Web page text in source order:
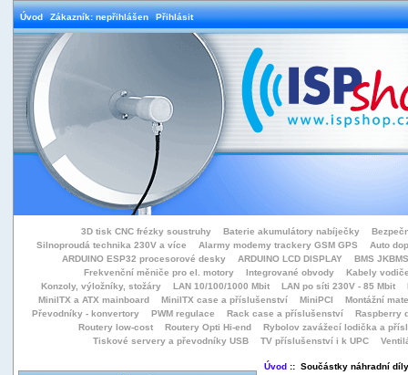
Úvod Zákazník: nepřihlášen Přihlásit
3D tisk CNC frézky soustruhy Baterie akumulátory nabíječky
Silnoproudá technika 230V a více
Alarmy modemy trackery GSM GPS
Auto
ARDUINO ESP32 procesorové desky
ARDUINO LCD DISPLAY
BMS
Frekvenční měniče pro el. motory
Integrované obvody
Kabely
Konzoly, výložníky, stožáry
LAN 10/100/1000 Mbit LAN po síti 230V - 85 Mbit
MiniITX a ATX mainboard
MiniITX case a příslušenství MiniPCI
Montážní
Převodníky - konvertory
PWM regulace Rack case a příslušenství
Raspberry
Routery low-cost
Routery Opti Hi-end
Rybolov zavážecí lodička a přísl
Tiskové servery a převodníky USB
TV příslušenství i k UPC
Úvod:: Součástky náhradní díly